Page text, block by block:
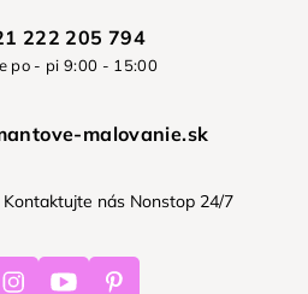
222 205 794
po - pi 9:00 - 15:00
malovanie.sk
Kontaktujte nás Nonstop 24/7
InstagramYoutube Pinterest